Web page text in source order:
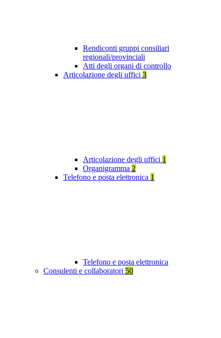
Rendiconti gruppi consiliari
regionali/provinciali
Atti degli organi di controllo
Articolazione degli uffici 3
Articolazione degli uffici 1
Organigramma 2
Telefono e posta elettronica 1
Telefono e posta elettronica
Consulenti e collaboratori 50